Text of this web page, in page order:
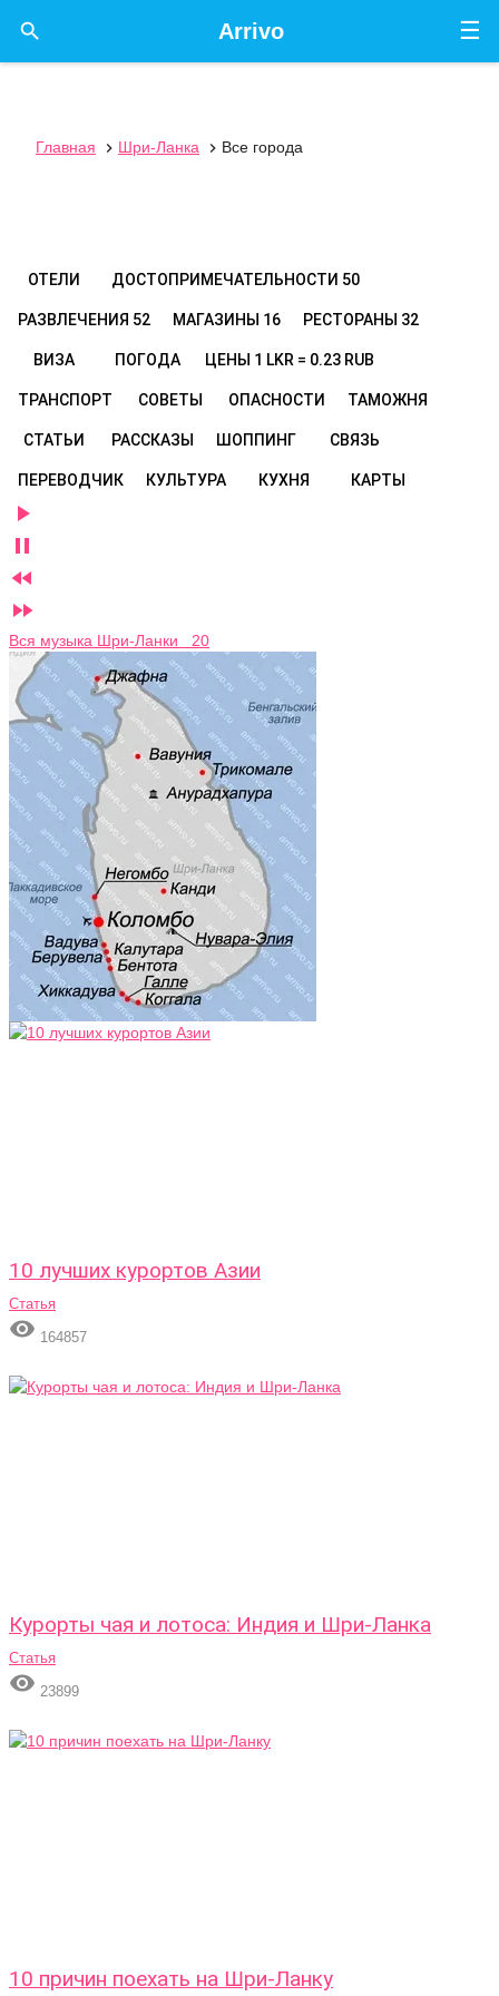
☰
Arrivo

Главная  Шри-Ланка  Все города
ОТЕЛИ ДОСТОПРИМЕЧАТЕЛЬНОСТИ 50
РАЗВЛЕЧЕНИЯ 52 МАГАЗИНЫ 16 РЕСТОРАНЫ 32
ВИЗА ПОГОДА ЦЕНЫ 1 LKR = 0.23 RUB
ТРАНСПОРТ СОВЕТЫ ОПАСНОСТИ ТАМОЖНЯ
СТАТЬИ РАССКАЗЫ ШОППИНГ СВЯЗЬ
ПЕРЕВОДЧИК КУЛЬТУРА КУХНЯ КАРТЫ




Вся музыка Шри-Ланки 20
10 лучших курортов Азии
Статья
 164857
Курорты чая и лотоса: Индия и Шри-Ланка
Статья
 23899
10 причин поехать на Шри-Ланку